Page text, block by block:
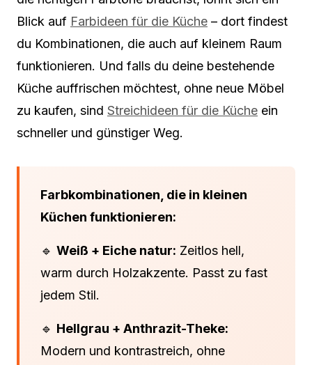
Blick auf Farbideen für die Küche – dort findest
du Kombinationen, die auch auf kleinem Raum
funktionieren. Und falls du deine bestehende
Küche auffrischen möchtest, ohne neue Möbel
zu kaufen, sind Streichideen für die Küche ein
schneller und günstiger Weg.
Farbkombinationen, die in kleinen
Küchen funktionieren:
🔹 Weiß + Eiche natur: Zeitlos hell,
warm durch Holzakzente. Passt zu fast
jedem Stil.
🔹 Hellgrau + Anthrazit-Theke:
Modern und kontrastreich, ohne